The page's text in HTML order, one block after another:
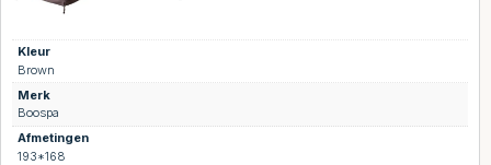
Kleur
Brown
Merk
Boospa
Afmetingen
193*168